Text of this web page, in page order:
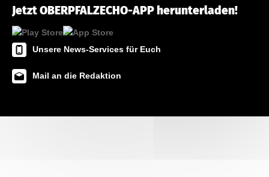
Jetzt OBERPFALZECHO-APP herunterladen!
Unsere News-Services für Euch
Mail an die Redaktion